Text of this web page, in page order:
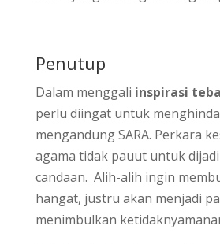
Penutup
Dalam menggali inspirasi
perlu diingat untuk
mengandung SARA. Perkara
agama tidak pauut untuk
candaan. Alih-alih ingin
hangat, justru akan menjadi
menimbulkan